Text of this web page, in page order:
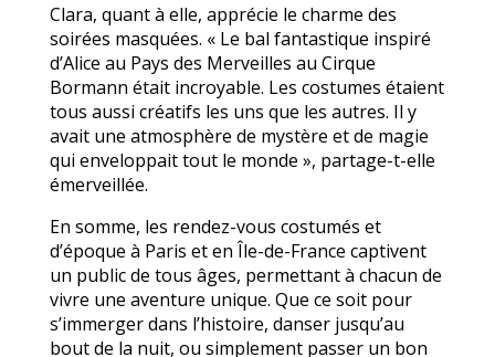
Clara, quant à elle, apprécie le charme des
soirées masquées. « Le bal fantastique inspiré
d’Alice au Pays des Merveilles au Cirque
Bormann était incroyable. Les costumes étaient
tous aussi créatifs les uns que les autres. Il y
avait une atmosphère de mystère et de magie
qui enveloppait tout le monde », partage-t-elle
émerveillée.
En somme, les rendez-vous costumés et
d’époque à Paris et en Île-de-France captivent
un public de tous âges, permettant à chacun de
vivre une aventure unique. Que ce soit pour
s’immerger dans l’histoire, danser jusqu’au
bout de la nuit, ou simplement passer un bon